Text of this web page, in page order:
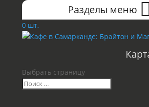
Разделы меню
0 шт.
Выбрать страницу